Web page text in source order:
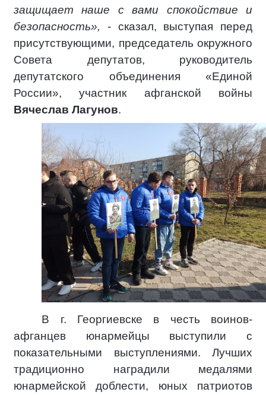
защищает наше с вами спокойствие и
безопасность», - сказал, выступая перед
присутствующими, председатель окружного
Совета депутатов, руководитель
депутатского объединения «Единой
России», участник афганской войны
Вячеслав Лагунов.
В г. Георгиевске в честь воинов-
афганцев юнармейцы выступили с
показательными выступлениями. Лучших
традиционно наградили медалями
юнармейской доблести, юных патриотов